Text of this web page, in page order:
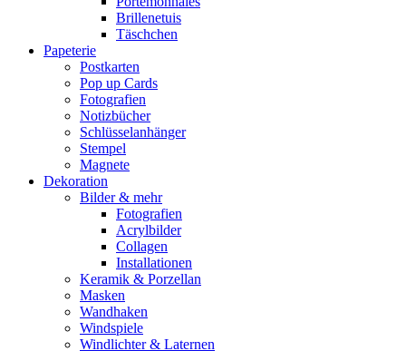
Brillenetuis
Täschchen
Papeterie
Postkarten
Pop up Cards
Fotografien
Notizbücher
Schlüsselanhänger
Stempel
Magnete
Dekoration
Bilder & mehr
Fotografien
Acrylbilder
Collagen
Installationen
Keramik & Porzellan
Masken
Wandhaken
Windspiele
Windlichter & Laternen